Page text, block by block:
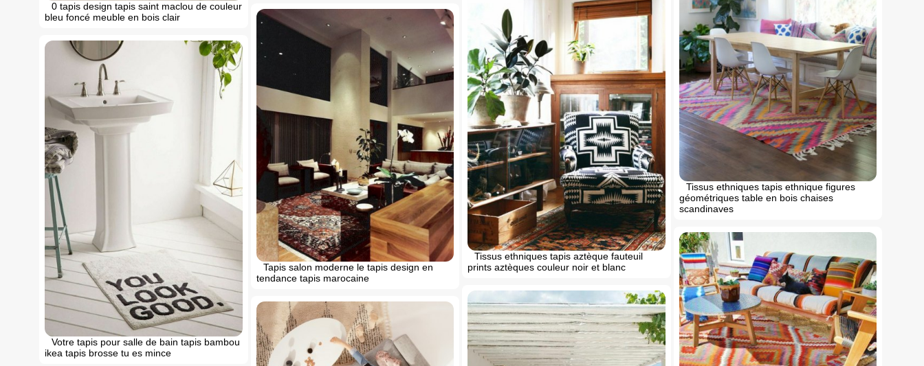
0 tapis design tapis saint maclou de couleur
bleu foncé meuble en bois clair
Tissus ethniques tapis ethnique figures
géométriques table en bois chaises
scandinaves
Tissus ethniques tapis aztèque fauteuil
prints aztèques couleur noir et blanc
Tapis salon moderne le tapis design en
tendance tapis marocaine
Votre tapis pour salle de bain tapis bambou
ikea tapis brosse tu es mince